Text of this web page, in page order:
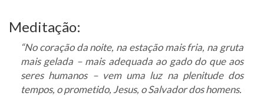
Meditação:
“No coração da noite, na estação mais fria, na gruta
mais gelada – mais adequada ao gado do que aos
seres humanos – vem uma luz na plenitude dos
tempos, o prometido, Jesus, o Salvador dos homens.